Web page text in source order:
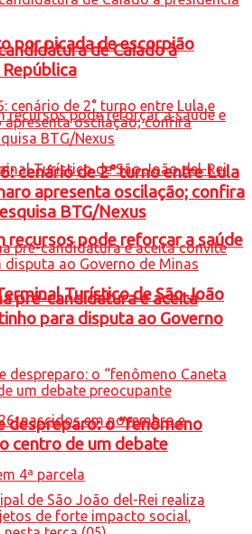
por picada de escorpião
recursos pode reforçar a saúde
Turístico de São João
de Caiado à
cenário de 2° turno entre Lula
apresenta oscilação; confira
BTG/Nexus
pré-candidatura e aceita
para disputa ao Governo
despreparo: o “fenômeno
centro de um debate